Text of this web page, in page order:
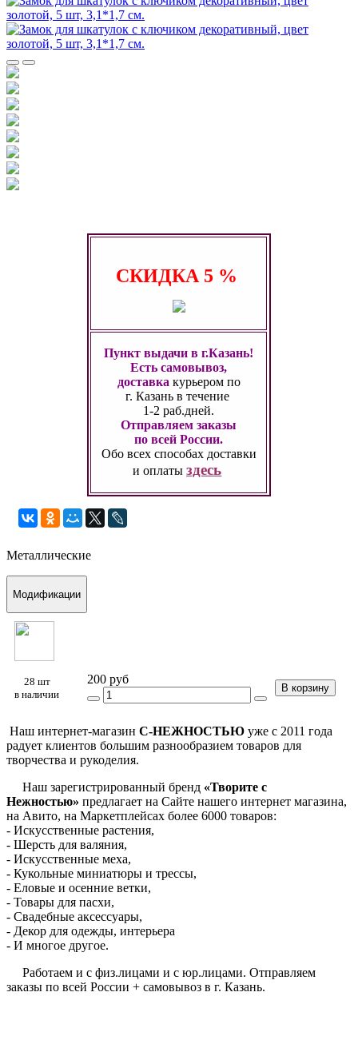
СКИДКА 5 %
Пункт выдачи в г.Казань!
Есть самовывоз,
доставка курьером по
г. Казань в течение
1-2 раб.дней.
Отправляем заказы
по всей России.
Обо всех способах доставки
и оплатыздесь
Металлические
Модификации
28 шт
в наличии
200 руб
В корзину
Наш интернет-магазин С-НЕЖНОСТЬЮ уже с 2011 года
радует клиентов большим разнообразием товаров для
творчества и рукоделия.
Наш зарегистрированный бренд «Творите с
Нежностью» предлагает на Сайте нашего интернет магазина,
на Авито, на Маркетплейсах более 6000 товаров:
- Искусственные растения,
- Шерсть для валяния,
- Искусственные меха,
- Кукольные миниатюры и трессы,
- Еловые и осенние ветки,
- Товары для пасхи,
- Свадебные аксессуары,
- Декор для одежды, интерьера
- И многое другое.
Работаем и с физ.лицами и с юр.лицами. Отправляем
заказы по всей России + самовывоз в г. Казань.